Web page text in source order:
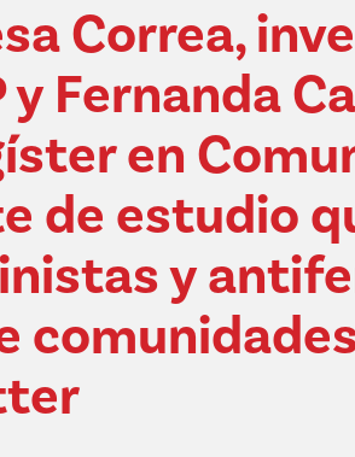
Correa,
y Fernanda
en
de estudio
y